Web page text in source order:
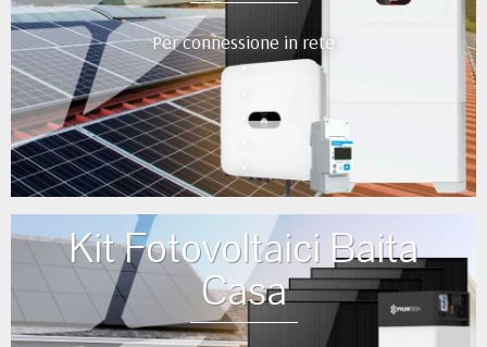
Per connessione in rete
•
•
Kit Fotovoltaici Baita
Casa